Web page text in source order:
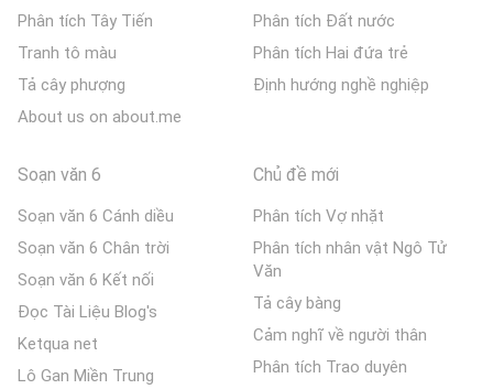
Phân tích Tây Tiến
Tranh tô màu
Tả cây phượng
About us on about.me
Phân tích Đất nước
Phân tích Hai đứa trẻ
Định hướng nghề nghiệp
Soạn văn 6
Soạn văn 6 Cánh diều
Soạn văn 6 Chân trời
Soạn văn 6 Kết nối
Đọc Tài Liệu Blog's
Ketqua net
Lô Gan Miền Trung
Chủ đề mới
Phân tích Vợ nhặt
Phân tích nhân vật Ngô Tử
Văn
Tả cây bàng
Cảm nghĩ về người thân
Phân tích Trao duyên